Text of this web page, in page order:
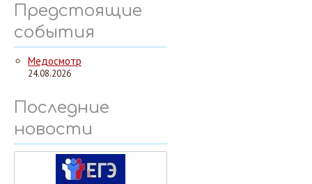
Предстоящие
события
Медосмотр
24.08.2026
Последние
новости